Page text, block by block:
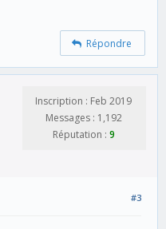
Répondre
Inscription : Feb 2019
Messages : 1,192
Réputation : 9
#3